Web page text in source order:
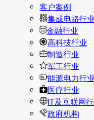
客户案例
集成电路行业
金融行业
高科技行业
制造行业
军工行业
能源电力行业
医疗行业
IT及互联网
政府机构